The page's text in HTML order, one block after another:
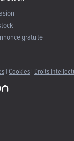
gratuite
| Cookies | Droits